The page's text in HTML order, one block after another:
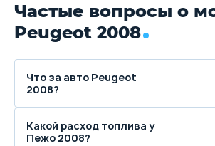
Частые вопросы о
Peugeot 2008
Что за авто Peugeot
2008?
Какой расход топлива у
Пежо 2008?